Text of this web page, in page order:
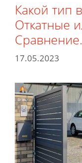
Какой тип
Откатные
Сравнение.
17.05.2023